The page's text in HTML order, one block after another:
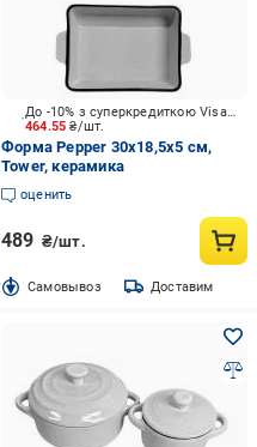
464.55₴/шт.
До -10% з суперкредиткою Visa Вигода
Форма Pepper 30х18,5х5 см,
Tower, керамика
оценить
489 ₴/шт.
Cамовывоз Доставим